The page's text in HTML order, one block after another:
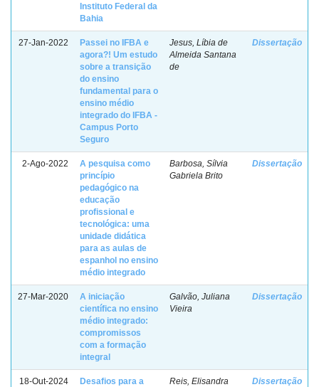
Instituto Federal da
Bahia
27-Jan-2022
Passei no IFBA e
agora?! Um estudo
sobre a transição
do ensino
fundamental para o
ensino médio
integrado do IFBA -
Campus Porto
Seguro
Jesus, Líbia de
Almeida Santana
de
Dissertação
2-Ago-2022
A pesquisa como
princípio
pedagógico na
educação
profissional e
tecnológica: uma
unidade didática
para as aulas de
espanhol no ensino
médio integrado
Barbosa, Sílvia
Gabriela Brito
Dissertação
27-Mar-2020
A iniciação
científica no ensino
médio integrado:
compromissos
com a formação
integral
Galvão, Juliana
Vieira
Dissertação
18-Out-2024
Desafios para a
Reis, Elisandra
Dissertação